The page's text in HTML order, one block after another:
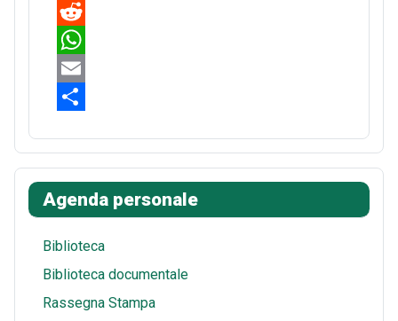
a
c
e
b
o
k
P
n
r
e
s
t
R
e
d
i
t
W
h
t
s
A
p
p
E
a
i
l
h
a
r
e
Agenda personale
Biblioteca
Biblioteca documentale
Rassegna Stampa